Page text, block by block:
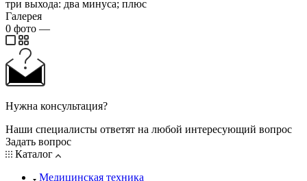
три выхода: два минуса; плюс
Галерея
0 фото —
Нужна консультация?
Наши специалисты ответят на любой интересующий вопрос
Задать вопрос
Каталог
Медицинская техника